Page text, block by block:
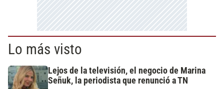
Lo más visto
Lejos de la televisión, el negocio de Marina
Señuk, la periodista que renunció a TN